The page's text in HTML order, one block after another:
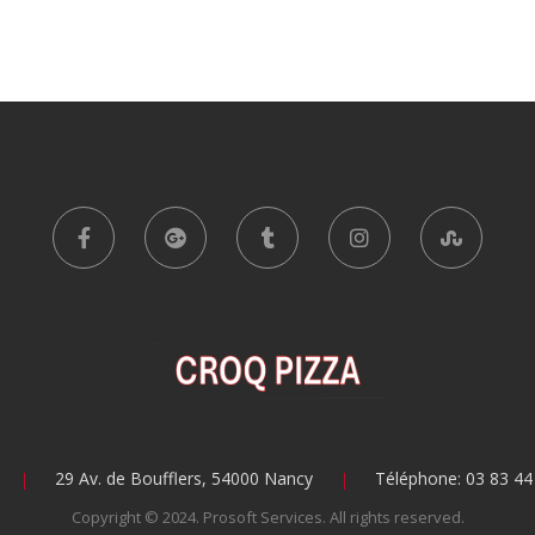
29 Av. de Boufflers, 54000 Nancy Téléphone: 03 83 44
Copyright © 2024. Prosoft Services. All rights reserved.